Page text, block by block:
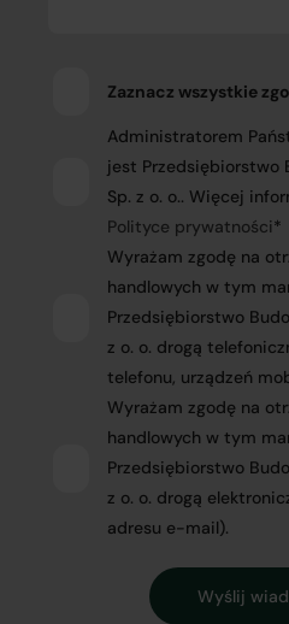
Zaznacz wszystkie
Administratorem
jest Przedsiębiorstwo
Sp. z o. o.. Więcej
Polityce prywatności*
Wyrażam zgodę na
handlowych w tym
Przedsiębiorstwo
z o. o. drogą
telefonu, urządzeń
Wyrażam zgodę na
handlowych w tym
Przedsiębiorstwo
z o. o. drogą
adresu e-mail).